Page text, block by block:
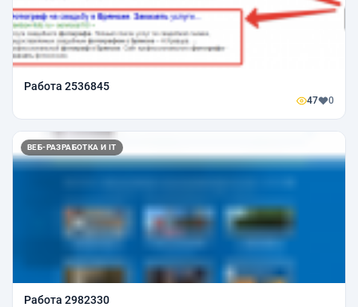
Работа 2536845
47 0
ВЕБ-РАЗРАБОТКА И IT
Работа 2982330